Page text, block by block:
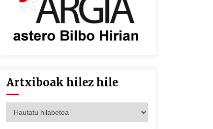
Artxiboak hilez hile
hilez